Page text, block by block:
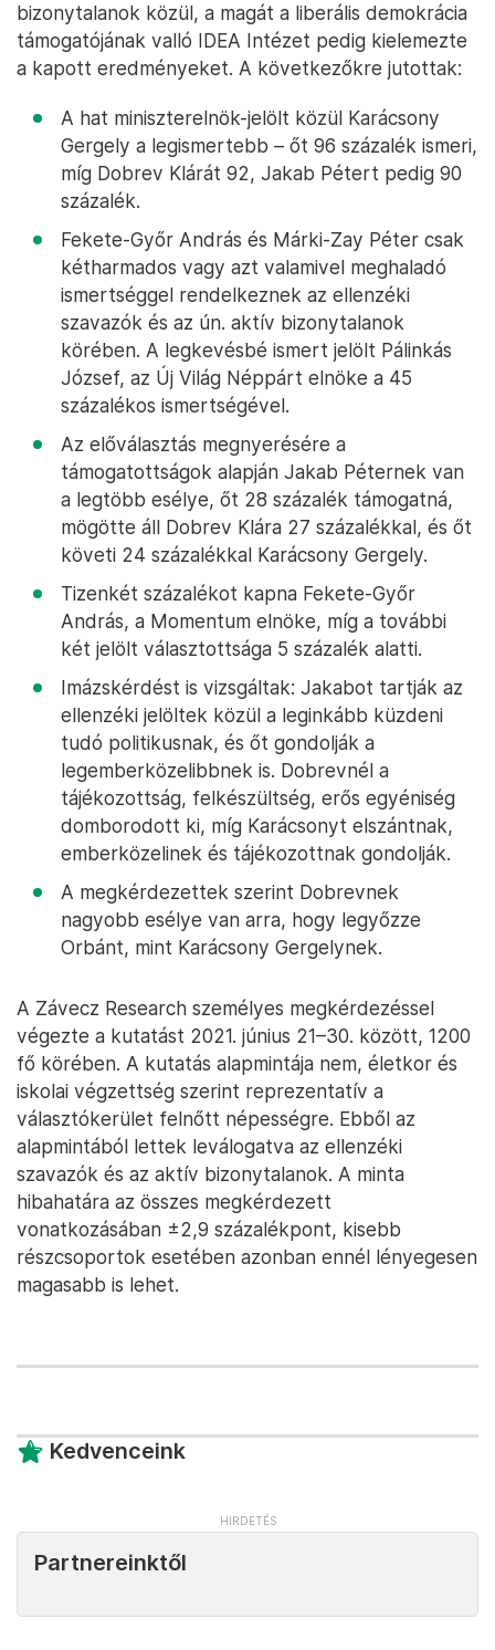
bizonytalanok közül, a magát a liberális demokrácia
támogatójának valló IDEA Intézet pedig kielemezte
a kapott eredményeket. A következőkre jutottak:
A hat miniszterelnök-jelölt közül Karácsony
Gergely a legismertebb – őt 96 százalék ismeri,
míg Dobrev Klárát 92, Jakab Pétert pedig 90
százalék.
Fekete-Győr András és Márki-Zay Péter csak
kétharmados vagy azt valamivel meghaladó
ismertséggel rendelkeznek az ellenzéki
szavazók és az ún. aktív bizonytalanok
körében. A legkevésbé ismert jelölt Pálinkás
József, az Új Világ Néppárt elnöke a 45
százalékos ismertségével.
Az előválasztás megnyerésére a
támogatottságok alapján Jakab Péternek van
a legtöbb esélye, őt 28 százalék támogatná,
mögötte áll Dobrev Klára 27 százalékkal, és őt
követi 24 százalékkal Karácsony Gergely.
Tizenkét százalékot kapna Fekete-Győr
András, a Momentum elnöke, míg a további
két jelölt választottsága 5 százalék alatti.
Imázskérdést is vizsgáltak: Jakabot tartják az
ellenzéki jelöltek közül a leginkább küzdeni
tudó politikusnak, és őt gondolják a
legemberközelibbnek is. Dobrevnél a
tájékozottság, felkészültség, erős egyéniség
domborodott ki, míg Karácsonyt elszántnak,
emberközelinek és tájékozottnak gondolják.
A megkérdezettek szerint Dobrevnek
nagyobb esélye van arra, hogy legyőzze
Orbánt, mint Karácsony Gergelynek.
A Závecz Research személyes megkérdezéssel
végezte a kutatást 2021. június 21–30. között, 1200
fő körében. A kutatás alapmintája nem, életkor és
iskolai végzettség szerint reprezentatív a
választókerület felnőtt népességre. Ebből az
alapmintából lettek leválogatva az ellenzéki
szavazók és az aktív bizonytalanok. A minta
hibahatára az összes megkérdezett
vonatkozásában ±2,9 százalékpont, kisebb
részcsoportok esetében azonban ennél lényegesen
magasabb is lehet.
Kedvenceink
Partnereinktől